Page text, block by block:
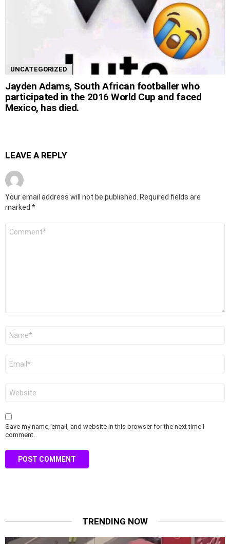
UNCATEGORIZED
Jayden Adams, South African footballer who
participated in the 2016 World Cup and faced
Mexico, has died.
LEAVE A REPLY
Your email address will not be published.
Required fields are
marked *
Save my name, email, and website in this browser for the next time I
comment.
TRENDING NOW